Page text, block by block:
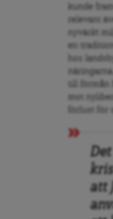
kunde
relevant
nyväckt
en
hos
till
mot
förlust för
att